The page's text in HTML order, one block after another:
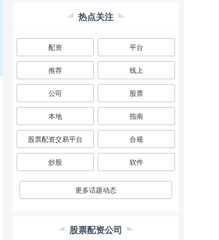
热点关注
配资 平台
推荐 线上
公司 股票
本地 指南
股票配资交易平台 合规
炒股 软件
更多话题动态
股票配资公司